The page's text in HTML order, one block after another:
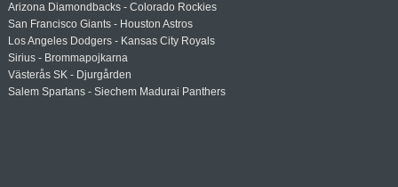
Arizona Diamondbacks - Colorado Rockies
San Francisco Giants - Houston Astros
Los Angeles Dodgers - Kansas City Royals
Sirius - Brommapojkarna
Västerås SK - Djurgården
Salem Spartans - Siechem Madurai Panthers